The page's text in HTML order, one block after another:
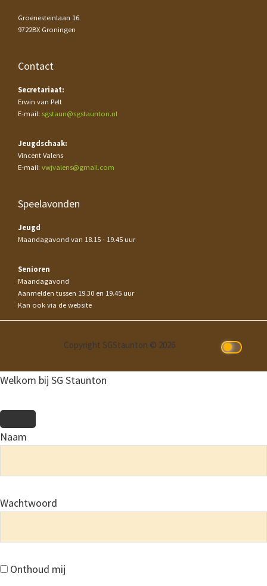
Groenesteinlaan 16
9722BX Groningen
Contact
Secretariaat:
Erwin van Pelt
E-mail: sgstaun@sgstaunton.nl
Jeugdschaak:
Vincent Valens
E-mail: vwjvalens@gmail.com
Speelavonden
Jeugd
Maandagavond van 18.15 - 19.45 uur
Senioren
Maandagavond
Aanmelden tussen 19.30 en 19.45 uur
Kan ook via de website
Copyright SGStaunton © 2026
Welkom bij SG Staunton
Naam
Wachtwoord
Onthoud mij